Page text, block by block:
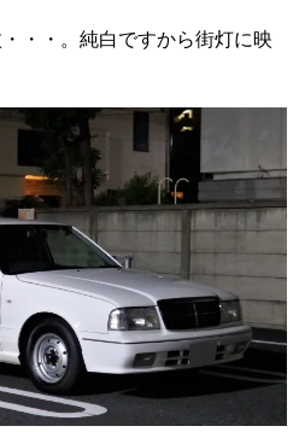
・・。純白ですから街灯に映